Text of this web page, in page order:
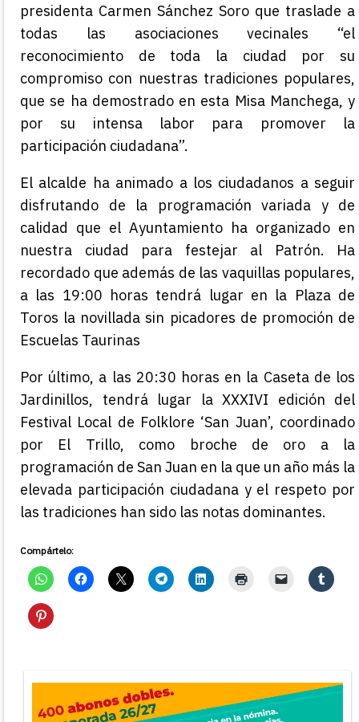
presidenta Carmen Sánchez Soro que traslade a
todas las asociaciones vecinales “el
reconocimiento de toda la ciudad por su
compromiso con nuestras tradiciones populares,
que se ha demostrado en esta Misa Manchega, y
por su intensa labor para promover la
participación ciudadana”.
El alcalde ha animado a los ciudadanos a seguir
disfrutando de la programación variada y de
calidad que el Ayuntamiento ha organizado en
nuestra ciudad para festejar al Patrón. Ha
recordado que además de las vaquillas populares,
a las 19:00 horas tendrá lugar en la Plaza de
Toros la novillada sin picadores de promoción de
Escuelas Taurinas
Por último, a las 20:30 horas en la Caseta de los
Jardinillos, tendrá lugar la XXXIVI edición del
Festival Local de Folklore ‘San Juan’, coordinado
por El Trillo, como broche de oro a la
programación de San Juan en la que un año más la
elevada participación ciudadana y el respeto por
las tradiciones han sido las notas dominantes.
Compártelo: